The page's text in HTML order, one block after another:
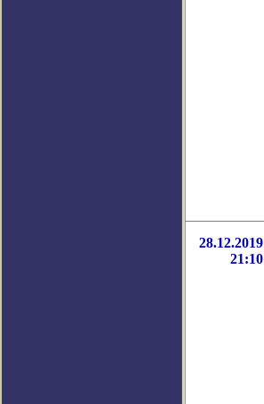
28.12.2019
21:10